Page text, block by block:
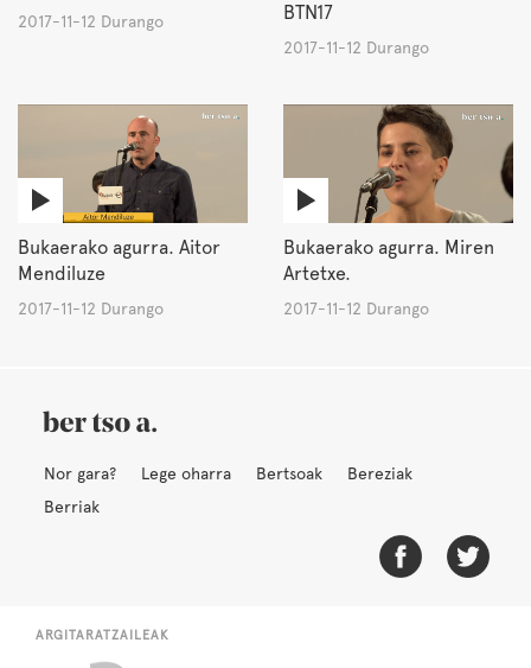
2017-11-12 Durango
BTN17
2017-11-12 Durango
Bukaerako agurra. Aitor
Mendiluze
2017-11-12 Durango
Bukaerako agurra. Miren
Artetxe.
2017-11-12 Durango
Nor gara? Lege oharra Bertsoak
Bereziak
Berriak
ARGITARATZAILEAK